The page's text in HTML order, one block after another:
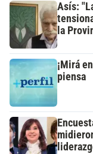
Asís:
la
¡Mirá
piensa